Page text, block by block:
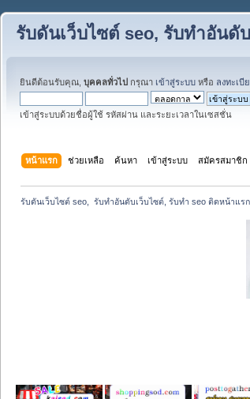
รับดันเว็บไซต์ seo, รับทำอันดั
ยินดีต้อนรับคุณ, บุคคลทั่วไป กรุณา เข้าสู่ระบบ หรือ ลงทะเบี
เข้าสู่ระบบด้วยชื่อผู้ใช้ รหัสผ่าน และระยะเวลาในเซสชั่น
หน้าแรก ช่วยเหลือ ค้นหา เข้าสู่ระบบ สมัครสมาชิก
รับดันเว็บไซต์ seo,  รับทำอันดับเว็บไซต์, รับทำ seo ติดหน้าแร